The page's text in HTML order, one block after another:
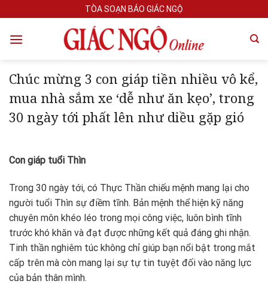
to
content
TÒA SOẠN BÁO GIÁC NGỘ
Chúc mừng 3 con giáp tiền nhiều vô kể,
mua nhà sắm xe ‘dễ như ăn kẹo’, trong
30 ngày tới phất lên như diều gặp gió
Con giáp tuổi Thìn
Trong 30 ngày tới, có Thực Thần chiếu mệnh mang lại cho
người tuổi Thìn sự điềm tĩnh. Bản mệnh thể hiện kỹ năng
chuyên môn khéo léo trong mọi công việc, luôn bình tĩnh
trước khó khăn và đạt được những kết quả đáng ghi nhận.
Tinh thần nghiêm túc không chỉ giúp bạn nổi bật trong mắt
cấp trên mà còn mang lại sự tự tin tuyệt đối vào năng lực
của bản thân mình.